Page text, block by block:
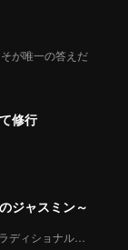
が唯一の答えだ
修行
ジャスミン～
ロマンス · トラディショナル・コスチューム